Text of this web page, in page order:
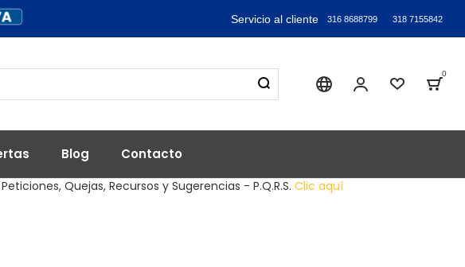
Servicio al cliente 316 8688799 318 7155842
Sika industry
Mi Cuenta
Lista de
0
Blog Contacto
Quejas, Recursos y Sugerencias - P.Q.R.S. Clic aquí